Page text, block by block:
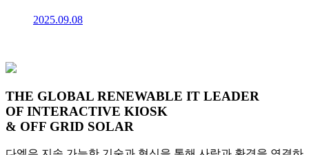
2025.09.08
THE GLOBAL RENEWABLE IT LEADER
OF INTERACTIVE KIOSK
& OFF GRID SOLAR